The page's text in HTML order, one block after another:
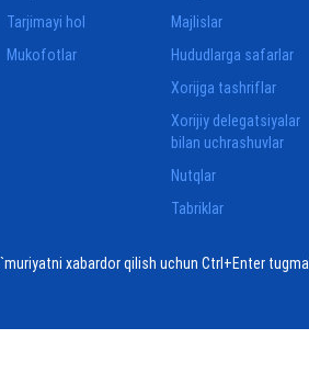
Tarjimayi hol
Mukofotlar
Majlislar
Hududlarga safarlar
Xorijga tashriflar
Xorijiy delegatsiyalar
bilan uchrashuvlar
Nutqlar
Tabriklar
xabardor qilish uchun Ctrl+Enter